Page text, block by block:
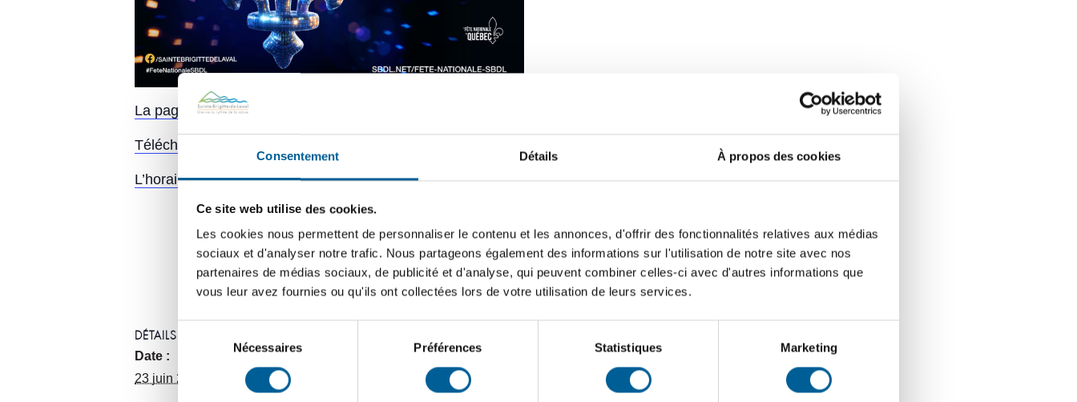
Consentement Détails À propos des cookies
Ce site web utilise des cookies.
Les cookies nous permettent de personnaliser le contenu et les annonces, d'offrir des fonctionnalités relatives aux médias
sociaux et d'analyser notre trafic. Nous partageons également des informations sur l'utilisation de notre site avec nos
partenaires de médias sociaux, de publicité et d'analyse, qui peuvent combiner celles-ci avec d'autres informations que
vous leur avez fournies ou qu'ils ont collectées lors de votre utilisation de leurs services.
consentement
Nécessaires Préférences Statistiques Marketing
La page officielle de la Fête nationale SBDL
Télécharger la programmation des activités du 23 juin à Sainte-Brigitte-de-Laval
L’horaire des groupes de la Scène Ouverte
DÉTAILS
Date :
23 juin 2023
Service des loisirs, des
sports, de la culture et
Parc de l’école du
Trivent 1, 3, rue du
Couvent